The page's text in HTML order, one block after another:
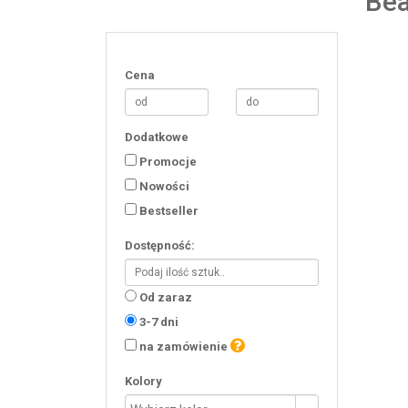
Cena
Dodatkowe
Promocje
Nowości
Bestseller
Dostępność:
Od zaraz
3-7 dni
na zamówienie
Kolory